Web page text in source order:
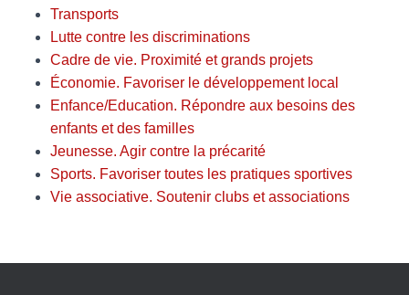
Transports
Lutte contre les discriminations
Cadre de vie. Proximité et grands projets
Économie. Favoriser le développement local
Enfance/Education. Répondre aux besoins des
enfants et des familles
Jeunesse. Agir contre la précarité
Sports. Favoriser toutes les pratiques sportives
Vie associative. Soutenir clubs et associations